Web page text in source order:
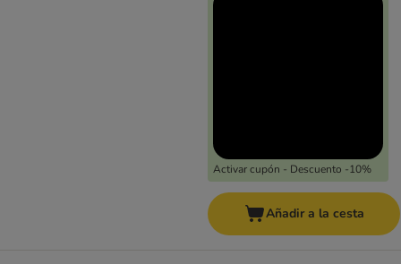
Activar cupón - Descuento -10%
Añadir a la cesta